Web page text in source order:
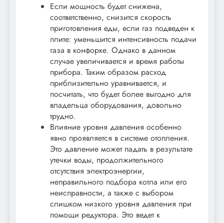
Если мощность будет снижена,
соответственно, снизится скорость
приготовления еды, если газ подведен к
плите: уменьшится интенсивность подачи
газа в конфорке. Однако в данном
случае увеличивается и время работы
прибора. Таким образом расход
приблизительно уравнивается, и
посчитать, что будет более выгодно для
владельца оборудования, довольно
трудно.
Влияние уровня давления особенно
явно проявляется в системе отопления.
Это давление может падать в результате
утечки воды, продолжительного
отсутствия электроэнергии,
неправильного подбора котла или его
неисправности, а также с выбором
слишком низкого уровня давления при
помощи редуктора. Это ведет к